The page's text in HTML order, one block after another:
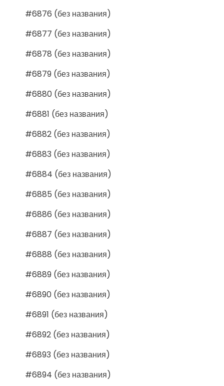
#6876 (без названия)
#6877 (без названия)
#6878 (без названия)
#6879 (без названия)
#6880 (без названия)
#6881 (без названия)
#6882 (без названия)
#6883 (без названия)
#6884 (без названия)
#6885 (без названия)
#6886 (без названия)
#6887 (без названия)
#6888 (без названия)
#6889 (без названия)
#6890 (без названия)
#6891 (без названия)
#6892 (без названия)
#6893 (без названия)
#6894 (без названия)